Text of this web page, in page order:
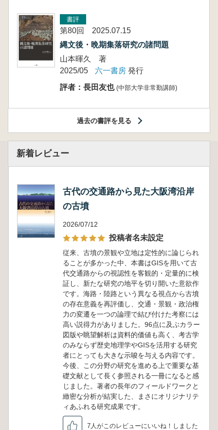
書評
第80回 2025.07.15
縄文後・晩期集落研究の諸問題
山本暉久 著
2025/05
六一書房 発行
評者：長田友也 (中部大学非常勤講師)
過去の書評を見る
新着レビュー
古代の交通路から見た大阪湾沿岸
の古墳
2026/07/12
投稿者名未設定
従来、古墳の景観や立地は定性的に論じられ
ることが多かった中、本書はGISを用いて古
代交通路からの視認性を客観的・定量的に検
証し、新たな研究の地平を切り開いた意欲作
です。海路・陸路という異なる視点から古墳
の存在意義を再評価し、交通・景観・政治権
力の変遷を一つの論理で結び付けた考察には
高い説得力がありました。96点に及ぶカラー
図版や眺望解析は資料的価値も高く、考古学
のみならず歴史地理学やGISを活用する研究
者にとっても大きな示唆を与える内容です。
今後、この分野の研究を進める上で重要な基
礎文献として長く参照される一冊になると感
じました。著者の長年のフィールドワークと
緻密な分析が結実した、まさにオリジナリテ
ィあふれる研究成果です。
7人がこのレビューにいいね！しました